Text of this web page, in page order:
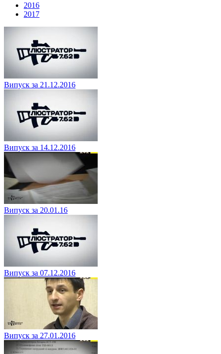
2016
2017
Випуск за 21.12.2016
Випуск за 14.12.2016
Випуск за 20.01.16
Випуск за 07.12.2016
Випуск за 27.01.2016